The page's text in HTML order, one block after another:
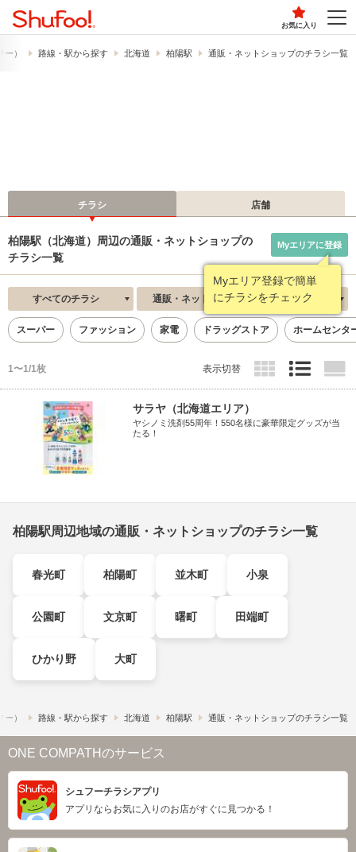
お気に入り
） 路線・駅から探す 北海道 柏陽駅 通販・ネットショップのチラシ一覧
チラシ 店舗
柏陽駅（北海道）周辺の通販・ネットショップの
チラシ一覧
Myエリア登録で簡単
にチラシをチェック
Myエリアに登録
すべてのチラシ 通販・ネットショップ 新着順
スーパー ファッション 家電 ドラッグストア ホームセンタ
1〜1/1枚 表示切替
サラヤ（北海道エリア）
ヤシノミ洗剤55周年！550名様に豪華限定グッズが当
たる！
柏陽駅周辺地域の通販・ネットショップのチラシ一覧
春光町 柏陽町 並木町 小泉
公園町 文京町 曙町 田端町
ひかり野 大町
） 路線・駅から探す 北海道 柏陽駅 通販・ネットショップのチラシ一覧
ONE COMPATHのサービス
シュフーチラシアプリ
アプリならお気に入りのお店がすぐに見つかる！